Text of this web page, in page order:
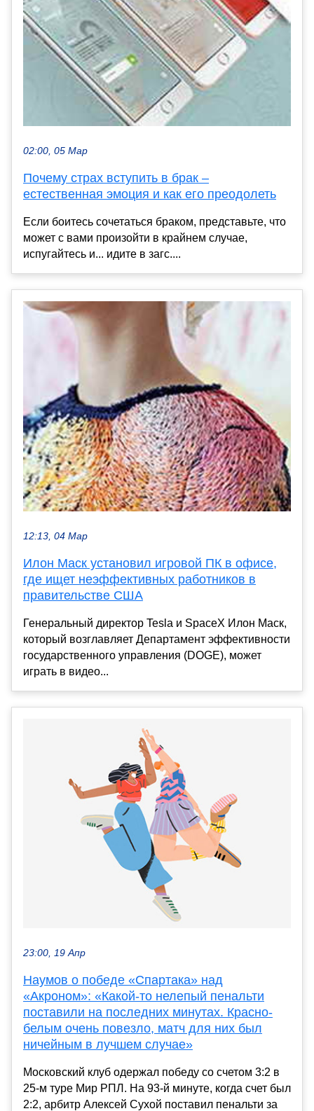
02:00, 05 Мар
Почему страх вступить в брак –
естественная эмоция и как его преодолеть
Если боитесь сочетаться браком, представьте, что
может с вами произойти в крайнем случае,
испугайтесь и... идите в загс....
12:13, 04 Мар
Илон Маск установил игровой ПК в офисе,
где ищет неэффективных работников в
правительстве США
Генеральный директор Tesla и SpaceX Илон Маск,
который возглавляет Департамент эффективности
государственного управления (DOGE), может
играть в видео...
23:00, 19 Апр
Наумов о победе «Спартака» над
«Акроном»: «Какой-то нелепый пенальти
поставили на последних минутах. Красно-
белым очень повезло, матч для них был
ничейным в лучшем случае»
Московский клуб одержал победу со счетом 3:2 в
25-м туре Мир РПЛ. На 93-й минуте, когда счет был
2:2, арбитр Алексей Сухой поставил пенальти за